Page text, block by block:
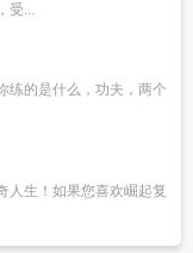
受...
练的是什么，功夫，两个
人生！如果您喜欢崛起复